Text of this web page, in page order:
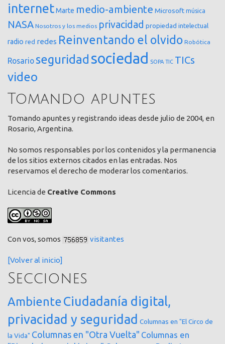
internetMarte medio-ambiente Microsoft música
NASA Nosotros y los medios privacidad propiedad intelectual
radio red redes Reinventando el olvido Robótica
Rosario seguridad sociedad SOPA TIC TICs
video
Tomando apuntes
Tomando apuntes y registrando ideas desde julio de 2004, en
Rosario, Argentina.
No somos responsables por los contenidos y la permanencia
de los sitios externos citados en las entradas. Nos
reservamos el derecho de moderar los comentarios.
Licencia de Creative Commons
Con vos, somos visitantes
[Volver al inicio]
Secciones
AmbienteCiudadanía digital,
privacidad y seguridad Columnas en "El Circo de
la Vida" Columnas en "Otra Vuelta" Columnas en